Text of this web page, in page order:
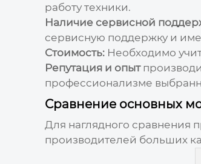
работу техники.
Наличие сервисной
сервисную поддержку и
Стоимость:Необходимо
Репутация и опыт
профессионализме
Сравнение основных
Для наглядного сравнения
производителей больших